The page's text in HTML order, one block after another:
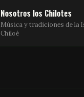
Nosotros los Chilotes
Música y tradiciones de la
Chiloé